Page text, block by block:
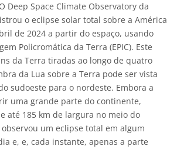
O Deep Space Climate Observatory da
o eclipse solar total sobre a América
de 2024 a partir do espaço, usando
Policromática da Terra (EPIC). Este
da Terra tiradas ao longo de quatro
da Lua sobre a Terra pode ser vista
sudoeste para o nordeste. Embora a
uma grande parte do continente,
até 185 km de largura no meio do
um eclipse total em algum
e, e, cada instante, apenas a parte